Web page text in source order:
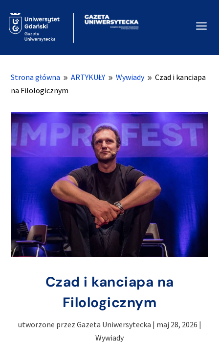
a
Strona główna 9 ARTYKUŁY 9 Wywiady 9 Czad i kanciapa
na Filologicznym
Czad i kanciapa na
Filologicznym
utworzone przez Gazeta Uniwersytecka | maj 28, 2026 |
Wywiady